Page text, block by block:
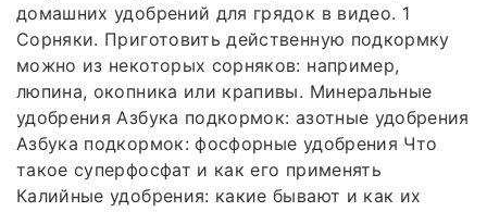
домашних удобрений для грядок в видео. 1
Сорняки. Приготовить действенную подкормку
можно из некоторых сорняков: например,
люпина, окопника или крапивы. Минеральные
удобрения Азбука подкормок: азотные удобрения
Азбука подкормок: фосфорные удобрения Что
такое суперфосфат и как его применять
Калийные удобрения: какие бывают и как их